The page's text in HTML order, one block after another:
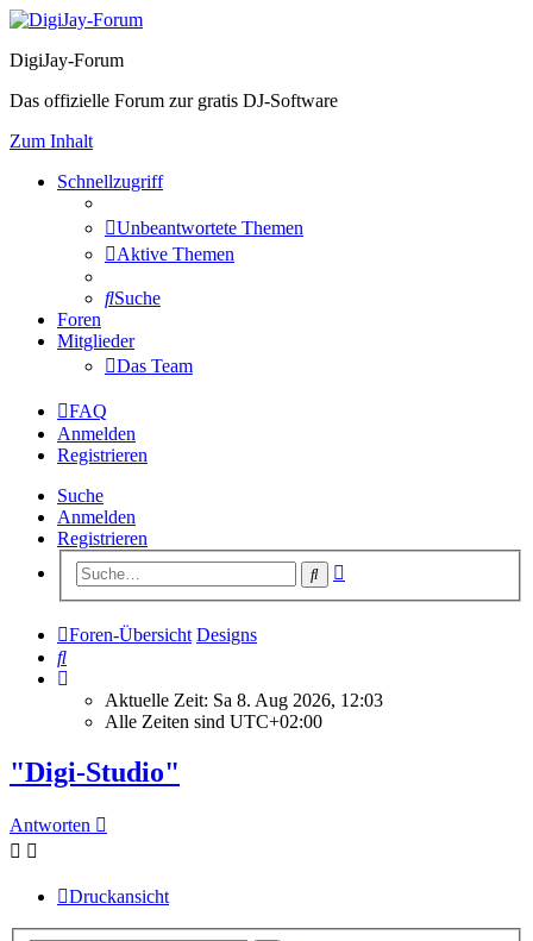
DigiJay-Forum
Das offizielle Forum zur gratis DJ-Software
Zum Inhalt
Schnellzugriff
Unbeantwortete Themen
Aktive Themen
Suche
Foren
Mitglieder
Das Team
FAQ
Anmelden
Registrieren
Suche
Anmelden
Registrieren
Suche
Foren-Übersicht Designs
Suche
Aktuelle Zeit: Sa 8. Aug 2026, 12:03
Alle Zeiten sind UTC+02:00
"Digi-Studio"
Antworten
Druckansicht